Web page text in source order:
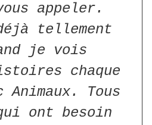
appeler.
tellement
je vois
chaque
Tous
ont besoin